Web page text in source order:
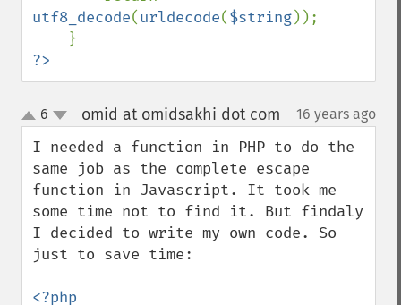
utf8_decode(urldecode($string));
?>
up
down
6 omid at omidsakhi dot com 16 years ago
I needed a function in PHP to do the
same job as the complete escape
function in Javascript. It took me
some time not to find it. But findaly
I decided to write my own code. So
just to save time: